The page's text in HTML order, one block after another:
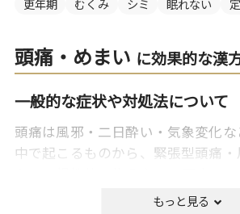
更年期 むくみ シミ 眠れない
頭痛・めまい に効果的な漢
一般的な症状や対処法について
頭痛は風邪・二日酔い・気象変化
中で起こるものから、緊張型頭痛
メカニズムとしては、頭部の血管に